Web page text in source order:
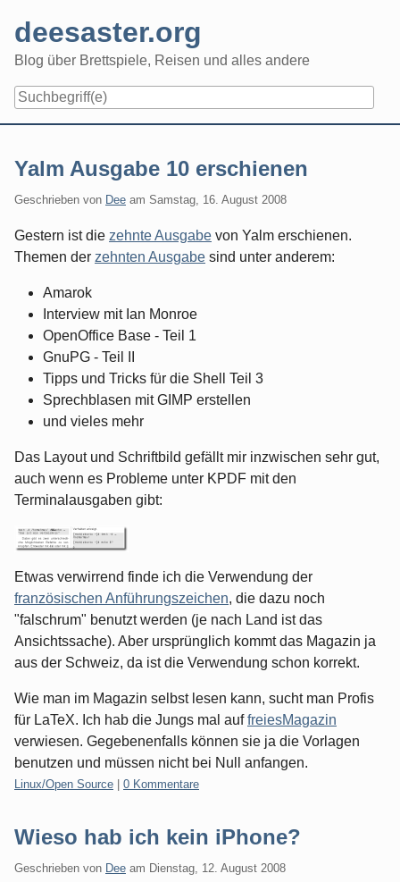
content
deesaster.org
Blog über Brettspiele, Reisen und alles andere
Yalm Ausgabe 10 erschienen
Geschrieben von Dee am Samstag, 16. August 2008
Gestern ist die zehnte Ausgabe von Yalm erschienen.
Themen der zehnten Ausgabe sind unter anderem:
Amarok
Interview mit Ian Monroe
OpenOffice Base - Teil 1
GnuPG - Teil II
Tipps und Tricks für die Shell Teil 3
Sprechblasen mit GIMP erstellen
und vieles mehr
Das Layout und Schriftbild gefällt mir inzwischen sehr gut,
auch wenn es Probleme unter KPDF mit den
Terminalausgaben gibt:
Etwas verwirrend finde ich die Verwendung der
französischen Anführungszeichen, die dazu noch
"falschrum" benutzt werden (je nach Land ist das
Ansichtssache). Aber ursprünglich kommt das Magazin ja
aus der Schweiz, da ist die Verwendung schon korrekt.
Wie man im Magazin selbst lesen kann, sucht man Profis
für LaTeX. Ich hab die Jungs mal auffreiesMagazin
verwiesen. Gegebenenfalls können sie ja die Vorlagen
benutzen und müssen nicht bei Null anfangen.
Kategorien:
Linux/Open Source 0 Kommentare
Wieso hab ich kein iPhone?
Geschrieben von Dee am Dienstag, 12. August 2008